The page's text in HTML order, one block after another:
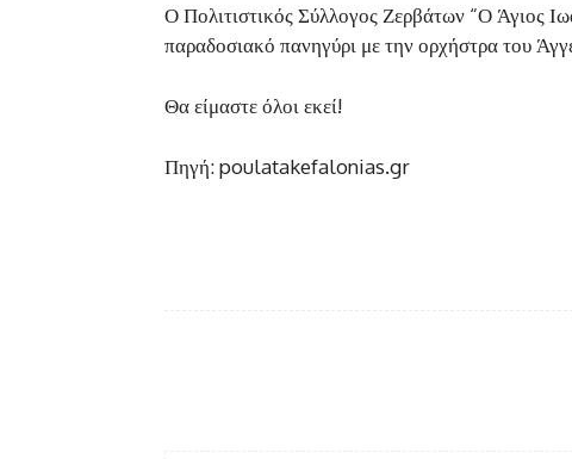
Ο Πολιτιστικός Σύλλογος Ζερβάτων “Ο Άγιος
παραδοσιακό πανηγύρι με την ορχήστρα του
Θα είμαστε όλοι εκεί!
Πηγή: poulatakefalonias.gr